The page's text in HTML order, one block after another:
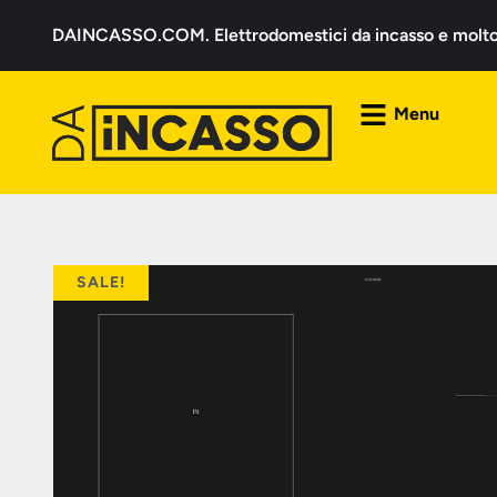
DAINCASSO.COM. Elettrodomestici da incasso e
Menu
SALE!